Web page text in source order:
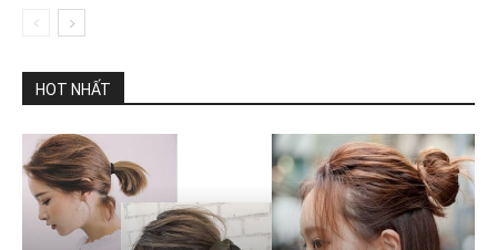
HOT NHẤT